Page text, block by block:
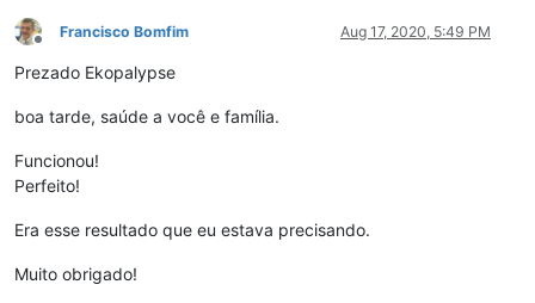
Offline
Francisco Bomfim Aug 17, 2020, 5:49 PM
Prezado Ekopalypse
boa tarde, saúde a você e família.
Funcionou!
Perfeito!
Era esse resultado que eu estava precisando.
Muito obrigado!